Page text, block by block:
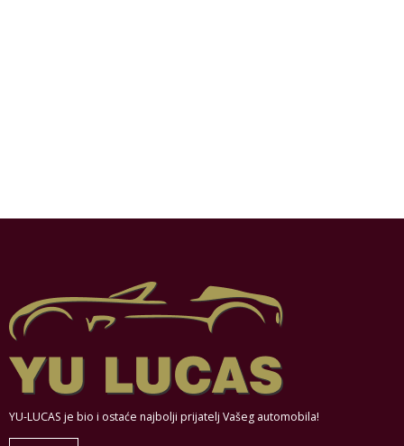
YU-LUCAS je bio i ostaće najbolji prijatelj Vašeg automobila!